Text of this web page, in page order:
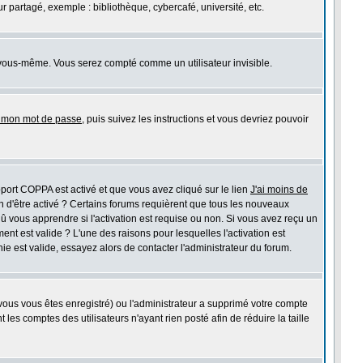
partagé, exemple : bibliothèque, cybercafé, université, etc.
même. Vous serez compté comme un utilisateur invisible.
mot de passe, puis suivez les instructions et vous devriez pouvoir
COPPA est activé et que vous avez cliqué sur le lien J'ai moins de
activé ? Certains forums requièrent que tous les nouveaux
apprendre si l'activation est requise ou non. Si vous avez reçu un
est valide ? L'une des raisons pour lesquelles l'activation est
est valide, essayez alors de contacter l'administrateur du forum.
vous êtes enregistré) ou l'administrateur a supprimé votre compte
comptes des utilisateurs n'ayant rien posté afin de réduire la taille